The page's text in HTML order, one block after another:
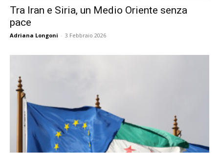
Tra Iran e Siria, un Medio Oriente senza
pace
Adriana Longoni - 3 Febbraio 2026